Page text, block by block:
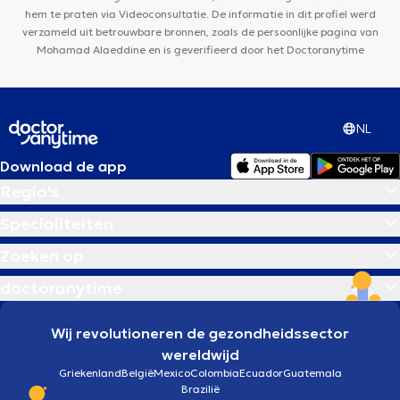
hem te praten via Videoconsultatie. De informatie in dit profiel werd
verzameld uit betrouwbare bronnen, zoals de persoonlijke pagina van
Mohamad Alaeddine en is geverifieerd door het Doctoranytime
NL
Download de app
Wij revolutioneren de gezondheidssector
wereldwijd
GriekenlandBelgiëMexicoColombiaEcuadorGuatemala
Brazilië